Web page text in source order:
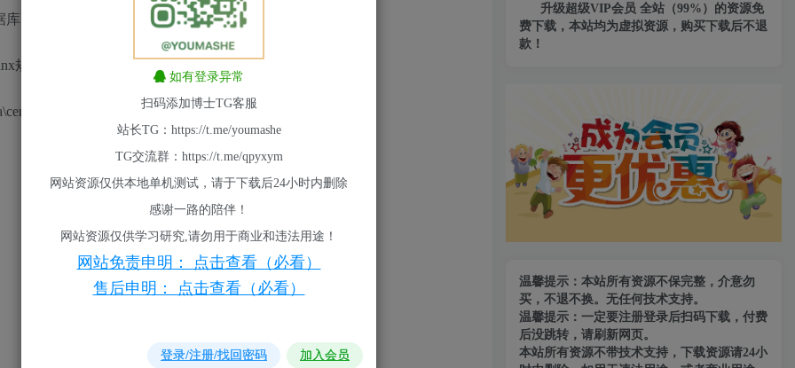
配置source\system\config.inc.php
规则在static\pack\Rewrite
目录下的server证书配置文件，
升级超级VIP会员 全站（99%）的资源免
费下载，本站均为虚拟资源，购买下载后不退
款！
温馨提示：本站所有资源不保完整，介意勿
买，不退不换。无任何技术支持。
温馨提示：一定要注册登录后扫码下载，付费
后没跳转，请刷新网页。
本站所有资源不带技术支持，下载资源请24小
如有登录异常
扫码添加博士TG客服
站长TG：https://t.me/youmashe
TG交流群：https://t.me/qpyxym
网站资源仅供本地单机测试，请于下载后24小时内删除
感谢一路的陪伴！
网站资源仅供学习研究,请勿用于商业和违法用途！
网站免责申明： 点击查看（必看）
售后申明： 点击查看（必看）
登录/注册/找回密码 加入会员